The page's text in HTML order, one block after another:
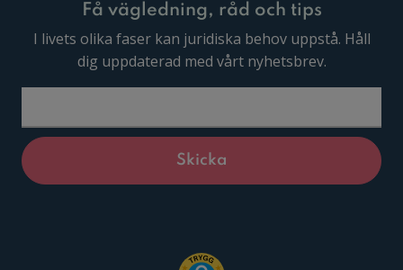
Få vägledning, råd och tips
I livets olika faser kan juridiska behov uppstå. Håll
dig uppdaterad med vårt nyhetsbrev.